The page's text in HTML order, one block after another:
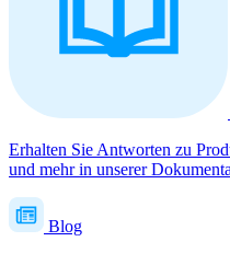
Erhalten Sie Antworten zu
und mehr in unserer
Blog